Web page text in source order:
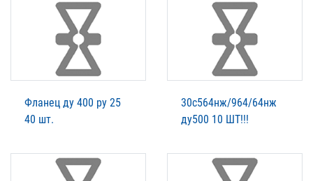
Фланец ду 400 ру 25
40 шт.
30с564нж/964/64нж
ду500 10 ШТ!!!